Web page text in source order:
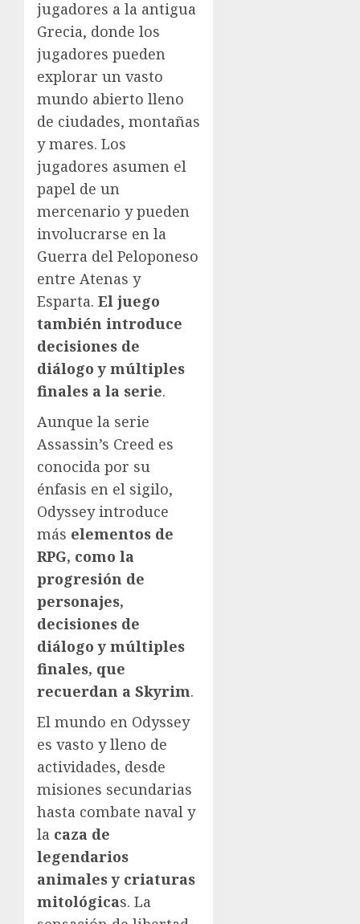
jugadores a la antigua
Grecia, donde los
jugadores pueden
explorar un vasto
mundo abierto lleno
de ciudades, montañas
y mares. Los
jugadores asumen el
papel de un
mercenario y pueden
involucrarse en la
Guerra del Peloponeso
entre Atenas y
Esparta. El juego
también introduce
decisiones de
diálogo y múltiples
finales a la serie.
Aunque la serie
Assassin’s Creed es
conocida por su
énfasis en el sigilo,
Odyssey introduce
más elementos de
RPG, como la
progresión de
personajes,
decisiones de
diálogo y múltiples
finales, que
recuerdan a Skyrim.
El mundo en Odyssey
es vasto y lleno de
actividades, desde
misiones secundarias
hasta combate naval y
la caza de
legendarios
animales y criaturas
mitológicas. La